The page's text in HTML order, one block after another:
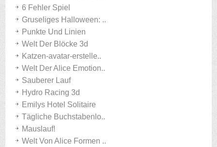
6 Fehler Spiel
Gruseliges Halloween: ..
Punkte Und Linien
Welt Der Blöcke 3d
Katzen-avatar-erstelle..
Welt Der Alice Emotion..
Sauberer Lauf
Hydro Racing 3d
Emilys Hotel Solitaire
Tägliche Buchstabenlo..
Mauslauf!
Welt Von Alice Formen ..